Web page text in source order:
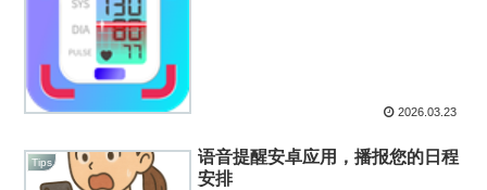
2026.03.23
Tips
语音提醒安卓应用，播报您的日程
安排